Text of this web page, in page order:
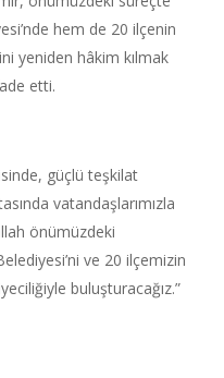
hem de 20 ilçenin
yeniden hâkim kılmak
etti.
güçlü teşkilat
vatandaşlarımızla
önümüzdeki
ve 20 ilçemizin
buluşturacağız.”